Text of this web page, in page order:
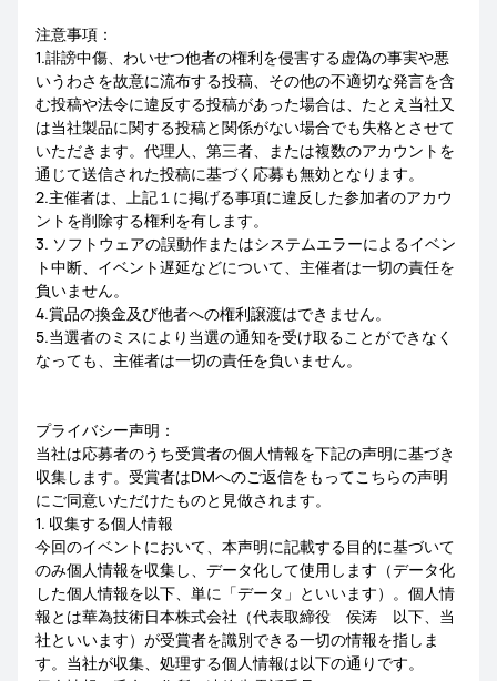
注意事項：
1.誹謗中傷、わいせつ他者の権利を侵害する虚偽の事実や悪
いうわさを故意に流布する投稿、その他の不適切な発言を含
む投稿や法令に違反する投稿があった場合は、たとえ当社又
は当社製品に関する投稿と関係がない場合でも失格とさせて
いただきます。代理人、第三者、または複数のアカウントを
通じて送信された投稿に基づく応募も無効となります。
2.主催者は、上記１に掲げる事項に違反した参加者のアカウ
ントを削除する権利を有します。
3. ソフトウェアの誤動作またはシステムエラーによるイベン
ト中断、イベント遅延などについて、主催者は一切の責任を
負いません。
4.賞品の換金及び他者への権利譲渡はできません。
5.当選者のミスにより当選の通知を受け取ることができなく
なっても、主催者は一切の責任を負いません。
プライバシー声明：
当社は応募者のうち受賞者の個人情報を下記の声明に基づき
収集します。受賞者はDMへのご返信をもってこちらの声明
にご同意いただけたものと見做されます。
1. 収集する個人情報
今回のイベントにおいて、本声明に記載する目的に基づいて
のみ個人情報を収集し、データ化して使用します（データ化
した個人情報を以下、単に「データ」といいます）。個人情
報とは華為技術日本株式会社（代表取締役 侯涛 以下、当
社といいます）が受賞者を識別できる一切の情報を指しま
す。当社が収集、処理する個人情報は以下の通りです。